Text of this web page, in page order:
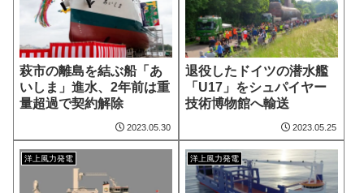
萩市の離島を結ぶ船「あ
いしま」進水、2年前は重
量超過で契約解除
2023.05.30
退役したドイツの潜水艦
「U17」をシュパイヤー
技術博物館へ輸送
2023.05.25
洋上風力発電 洋上風力発電